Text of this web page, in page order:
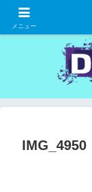
IMG_4950
メニュー